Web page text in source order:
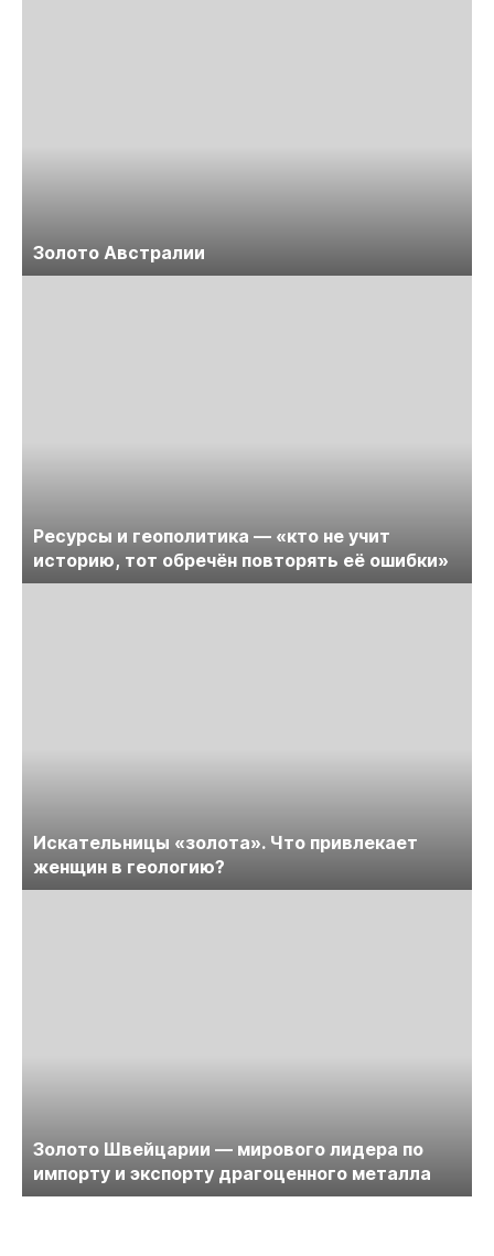
Золото Австралии
Ресурсы и геополитика — «кто не учит
историю, тот обречён повторять её ошибки»
Искательницы «золота». Что привлекает
женщин в геологию?
Золото Швейцарии — мирового лидера по
импорту и экспорту драгоценного металла